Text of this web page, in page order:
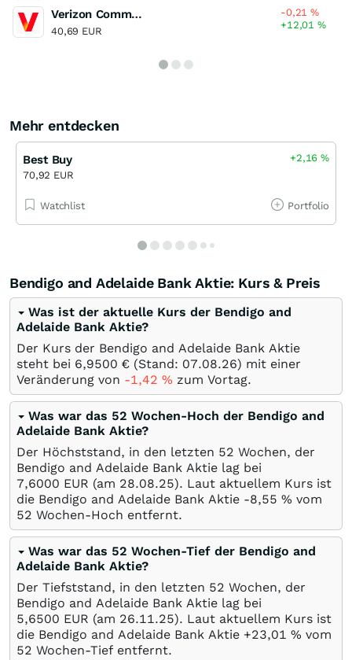
Verizon Communications
40,69 EUR
-0,21%
+12,01%
Mehr entdecken
Best Buy
70,92 EUR
+2,16%
Watchlist Portfolio
Bendigo and Adelaide Bank Aktie: Kurs & Preis
Was ist der aktuelle Kurs der Bendigo and
Adelaide Bank Aktie?
Der Kurs der Bendigo and Adelaide Bank Aktie
steht bei 6,9500 € (Stand: 07.08.26) mit einer
Veränderung von -1,42 % zum Vortag.
Was war das 52 Wochen-Hoch der Bendigo and
Adelaide Bank Aktie?
Der Höchststand, in den letzten 52 Wochen, der
Bendigo and Adelaide Bank Aktie lag bei
7,6000 EUR (am 28.08.25). Laut aktuellem Kurs ist
die Bendigo and Adelaide Bank Aktie -8,55 % vom
52 Wochen-Hoch entfernt.
Was war das 52 Wochen-Tief der Bendigo and
Adelaide Bank Aktie?
Der Tiefststand, in den letzten 52 Wochen, der
Bendigo and Adelaide Bank Aktie lag bei
5,6500 EUR (am 26.11.25). Laut aktuellem Kurs ist
die Bendigo and Adelaide Bank Aktie +23,01 % vom
52 Wochen-Tief entfernt.